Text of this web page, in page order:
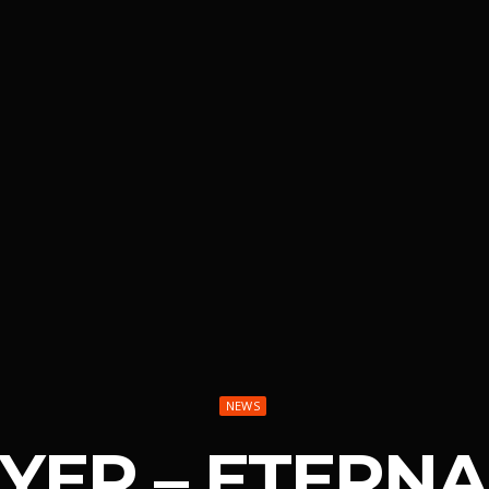
NEWS